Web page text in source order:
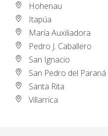
Hohenau
Itapúa
María Auxiliadora
Pedro J. Caballero
San Ignacio
San Pedro del Paraná
Santa Rita
Villarrica